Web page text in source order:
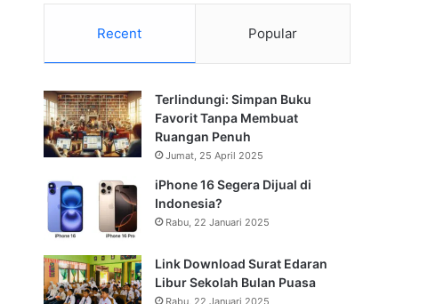
Recent Popular
Terlindungi: Simpan Buku
Favorit Tanpa Membuat
Ruangan Penuh
Jumat, 25 April 2025
iPhone 16 Segera Dijual di
Indonesia?
Rabu, 22 Januari 2025
Link Download Surat Edaran
Libur Sekolah Bulan Puasa
Rabu, 22 Januari 2025